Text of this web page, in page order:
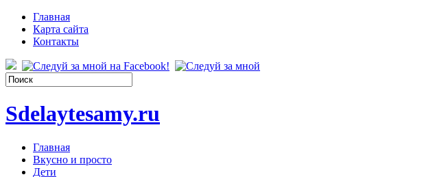
Главная
Карта сайта
Контакты
Sdelaytesamy.ru
Главная
Вкусно и просто
Дети